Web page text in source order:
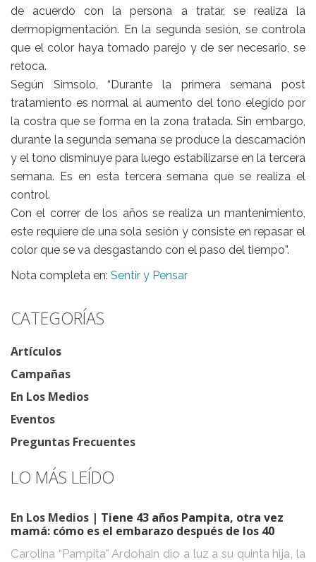
de acuerdo con la persona a tratar, se realiza la
dermopigmentación. En la segunda sesión, se controla
que el color haya tomado parejo y de ser necesario, se
retoca.
Según Simsolo, “Durante la primera semana post
tratamiento es normal al aumento del tono elegido por
la costra que se forma en la zona tratada. Sin embargo,
durante la segunda semana se produce la descamación
y el tono disminuye para luego estabilizarse en la tercera
semana. Es en esta tercera semana que se realiza el
control.
Con el correr de los años se realiza un mantenimiento,
este requiere de una sola sesión y consiste en repasar el
color que se va desgastando con el paso del tiempo”.
Nota completa en: Sentir y Pensar
CATEGORÍAS
Artículos
Campañas
En Los Medios
Eventos
Preguntas Frecuentes
LO MÁS LEÍDO
En Los Medios | Tiene 43 años Pampita, otra vez
mamá: cómo es el embarazo después de los 40
Carolina “Pampita” Ardohain dio a luz a su quinta hija, la